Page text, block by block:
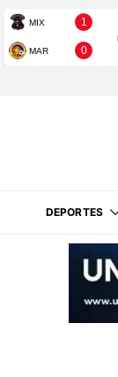
DEPORTES